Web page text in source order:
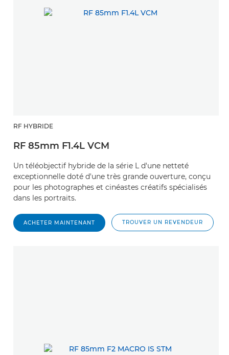
RF HYBRIDE
RF 85mm F1.4L VCM
Un téléobjectif hybride de la série L d'une netteté
exceptionnelle doté d'une très grande ouverture, conçu
pour les photographes et cinéastes créatifs spécialisés
dans les portraits.
ACHETER MAINTENANT TROUVER UN REVENDEUR